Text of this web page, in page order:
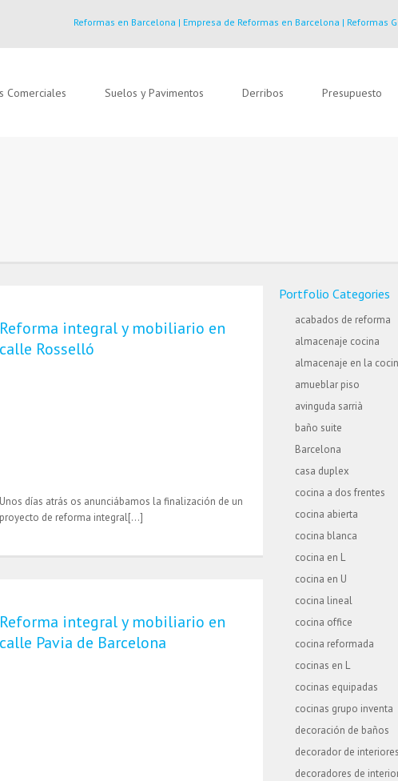
Reformas en Barcelona | Empresa de Reformas en Barcelona | Reformas
Comerciales Suelos y Pavimentos Derribos Presupuesto
Reforma integral y mobiliario en
calle Rosselló
Unos días atrás os anunciábamos la finalización de un
proyecto de reforma integral[…]
Reforma integral y mobiliario en
calle Pavia de Barcelona
Portfolio Categories
acabados de reforma
almacenaje cocina
almacenaje en la
amueblar piso
avinguda sarrià
baño suite
Barcelona
casa duplex
cocina a dos frentes
cocina abierta
cocina blanca
cocina en L
cocina en U
cocina lineal
cocina office
cocina reformada
cocinas en L
cocinas equipadas
cocinas grupo inventa
decoración de baños
decorador de interiores
decoradores de